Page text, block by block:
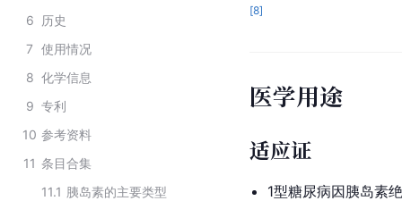
6
历史
7 使用情况
8 化学信息
9 专利
10 参考资料
11 条目合集
11.1 胰岛素的主要类型
[8]
医学用途
适应证
1型糖尿病因胰岛素